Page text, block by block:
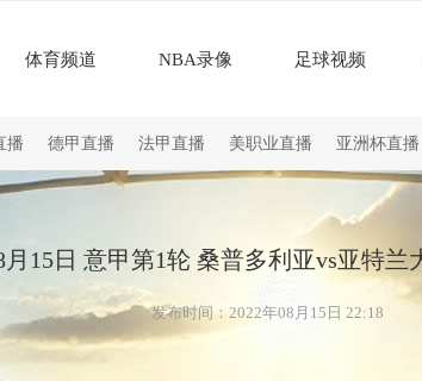
体育频道 NBA录像 足球视频
播 德甲直播 法甲直播 美职业直播 亚洲杯直播
月15日 意甲第1轮 桑普多利亚vs亚特兰
发布时间：2022年08月15日 22:18